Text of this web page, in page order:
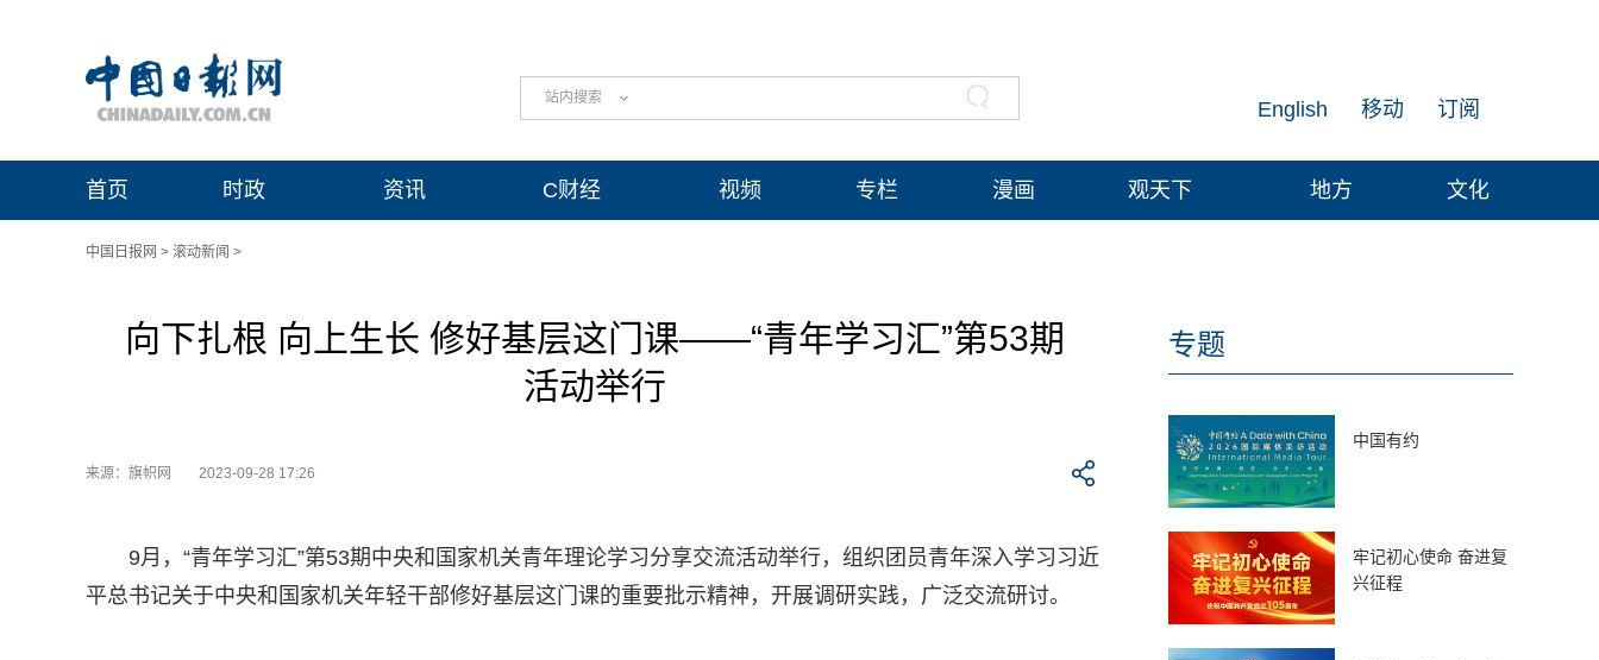
站内搜索 订阅
移动
English
首页 时政 资讯 C财经 视频 专栏 漫画 观天下 地方 文化
中国日报网 > 滚动新闻 >
向下扎根 向上生长 修好基层这门课——“青年学习汇”第53期
活动举行
来源：旗帜网 2023-09-28 17:26
9月，“青年学习汇”第53期中央和国家机关青年理论学习分享交流活动举行，组织团员青年深入学习习近
平总书记关于中央和国家机关年轻干部修好基层这门课的重要批示精神，开展调研实践，广泛交流研讨。
专题
中国有约
牢记初心使命 奋进复
兴征程